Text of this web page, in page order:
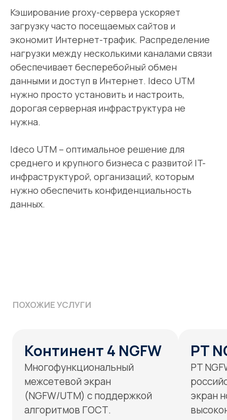
Кэширование proxy-сервера ускоряет
загрузку часто посещаемых сайтов и
экономит Интернет-трафик. Распределение
нагрузки между несколькими каналами связи
обеспечивает бесперебойный обмен
данными и доступ в Интернет. Ideco UTM
нужно просто установить и настроить,
дорогая серверная инфраструктура не
нужна.
Ideco UTM – оптимальное решение для
среднего и крупного бизнеса с развитой IT-
инфраструктурой, организаций, которым
нужно обеспечить конфиденциальность
данных.
межсетевой экран
(NGFW/UTM) с поддержкой
алгоритмов ГОСТ.
российский
экран нового
ЭКСПЕРТИЗА
Гарантия качества
Беремся только за то,
что в состоянии
выполнить
Выполнение работ
Проектируем,
сопровождаем